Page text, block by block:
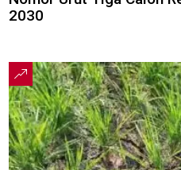
2030